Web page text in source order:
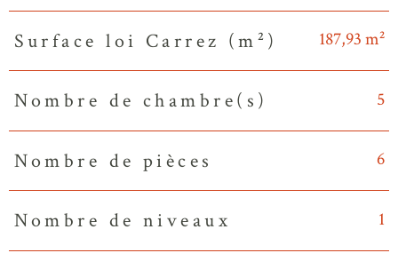
Surface loi Carrez (m²) 187,93 m²
Nombre de chambre(s) 5
Nombre de pièces 6
Nombre de niveaux 1